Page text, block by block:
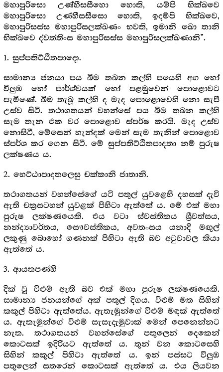
මහාපුරිසො උණ්හීසසීහො හොති, යම්පි භික්ඛවෙ
මහාපුරිසො උණ්හීසසීසො හොති, ඉදම්පි භික්ඛවෙ,
මහාපුරිසස්ස මහාපුරිසලක්ඛණං භවති, ඉමානි ඛො තානි
භික්ඛවෙ ද්වත්තිංස මහාපුරිසස්ස මහාපුරිසලක්ඛණානි”.
1. සුප්පතිට්ඨීතපාදො.
සාමාන්‍ය ජනයා පය බිම තබන කල්හි පයෙහි අග හෝ
විලුඹ හෝ පාර්ශ්වයක් හෝ පළමුවෙන් පොළොවට
පැමිණේ. බිම තැබූ කල්හි ද මැද පොළොවෙහි නො සැපී
උස්ව සිටී. තථාගතයන් වහන්සේ පය බිම තබන කල්හි
සැම තැන එක වර පොළොව ස්පර්ෂ කරයි. මැද උස්ව
නොසිටී, මේසෙන් හැන්දක් මෙන් සැම තැනින් පොළොව
ස්පර්ශ කර ගෙන සිටී. මේ සුප්පතිට්ඨිතපාදතා නම් පුරුෂ
ලක්ෂණය ය.
2. හෙට්ඨාපාදතලෙසු චක්කානි ජාතානි.
තථාගතයන් වහන්සේගේ යටි පතුල් යුවළෙහි දහසක් දැවි
ඇති චක්‍රසටහන් යුවළක් පිහිටා ඇත්තේ ය. මේ එක් මහා
පුරුෂ ලක්ෂණයෙකි. එය වටා ස්වස්තිකය ශ්‍රීවත්සය,
නන්ද්‍යාවර්තය, සෞවස්තිකය, අවතංසය යනාදි මඟුල්
ලකුණු බොහෝ ගණනක් පිහිටා ඇති බව අටුවාවල කියා
ඇත්තේ ය.
3. ආයතපණ්හි
දික් වූ විළුම් ඇති බව එක් මහා පුරුෂ ලක්ෂණයෙකි.
සාමාන්‍ය ජනයන්ගේ අක් පතුල් දිගය. විළුම් මත සිහින්
කකුල් පිහිටා ඇත්තේය. ඇතැමුන්ගේ විළුම් මඳක් ඇත්තේ
ය. ඇතැමුන්ගේ විළුම් සැසැදැමුවාක් මෙන් පෙනෙන්නට
නැත. තථාගතයන් වහන්සේගේ පතුලෙන් දෙකෙන්
කොටසක් ඉදිරියට ඇත්තේ ය. තුන් වන කොටසෙහි
සිහින් කකුල් පිහිටා ඇත්තේ ය. ඉන් පස්සට විලුඹ
පතුලෙන් සතරෙන් කොටසක් ඇත්තේ ය. එය ලියවන